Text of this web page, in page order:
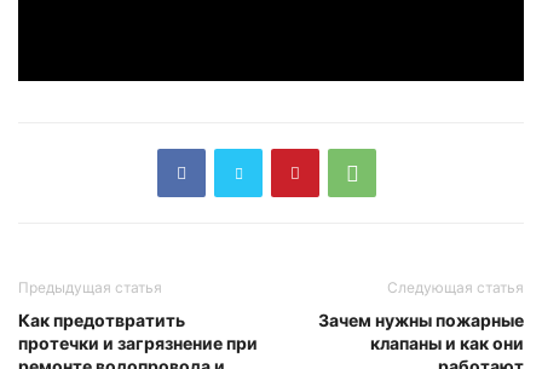
Предыдущая статья
Как предотвратить
протечки и загрязнение при
Следующая статья
Зачем нужны пожарные
клапаны и как они